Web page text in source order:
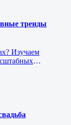
тренды
Изучаем